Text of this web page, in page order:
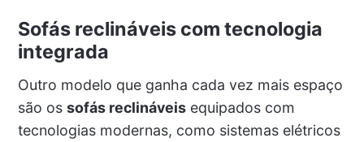
Sofás reclináveis com tecnologia
integrada
Outro modelo que ganha cada vez mais espaço
são os sofás reclináveisequipados com
tecnologias modernas, como sistemas elétricos